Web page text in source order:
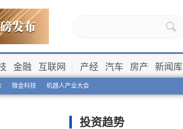
微金科技 机器人产业大会
金融 互联网 产经 汽车 房产 新闻库
投资趋势